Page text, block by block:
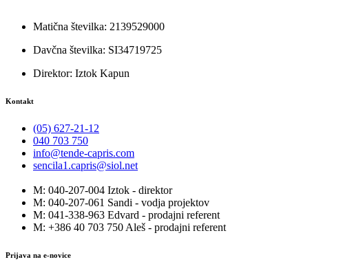
Matična številka: 2139529000
Davčna številka: SI34719725
Direktor: Iztok Kapun
Kontakt
(05) 627-21-12
040 703 750
info@tende-capris.com
sencila1.capris@siol.net
M: 040-207-004 Iztok - direktor
M: 040-207-061 Sandi - vodja projektov
M: 041-338-963 Edvard - prodajni referent
M: +386 40 703 750 Aleš - prodajni referent
Prijava na e-novice